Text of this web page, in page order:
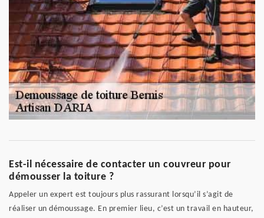
Est-il nécessaire de contacter un couvreur pour
démousser la toiture ?
Appeler un expert est toujours plus rassurant lorsqu’il s’agit de
réaliser un démoussage. En premier lieu, c’est un travail en hauteur,